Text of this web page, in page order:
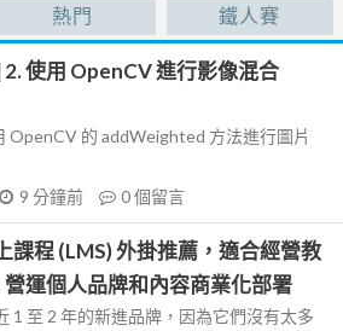
熱門 鐵人賽
使用 OpenCV 進行影像混合
OpenCV 的 addWeighted 方法進行圖片
9 分鐘前 0個留言
課程 (LMS) 外掛推薦，適合經營教
運個人品牌和內容商業化部署
1 至 2 年的新進品牌，因為它們沒有太多